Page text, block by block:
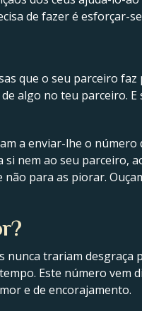
de fazer é esforçar-
que o seu parceiro faz
algo no teu parceiro. E
a enviar-lhe o número
nem ao seu parceiro,
para as piorar.
trariam desgraça
Este número vem
e de encorajamento.